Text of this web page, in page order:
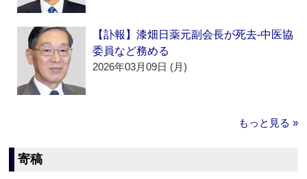
【訃報】漆畑日薬元副会長が死去‐中医協
委員など務める
2026年03月09日 (月)
もっと見る »
寄稿